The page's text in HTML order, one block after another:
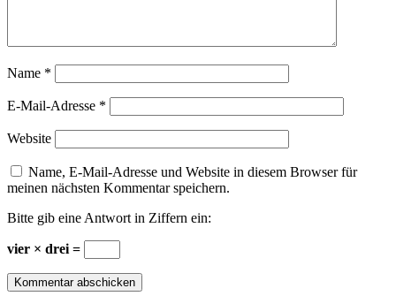
Name *
E-Mail-Adresse *
Website
Name, E-Mail-Adresse und Website in diesem Browser für
meinen nächsten Kommentar speichern.
Bitte gib eine Antwort in Ziffern ein:
vier × drei =